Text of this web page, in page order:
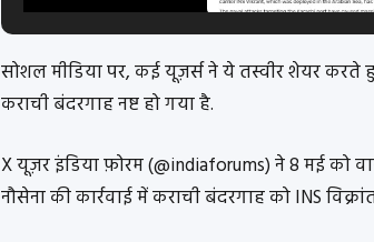
सोशल मीडिया पर, कई यूज़र्स ने ये तस्वीर शेयर करते
कराची बंदरगाह नष्ट हो गया है.
X यूज़र इंडिया फ़ोरम (@indiaforums) ने 8 मई को
नौसेना की कार्रवाई में कराची बंदरगाह को INS